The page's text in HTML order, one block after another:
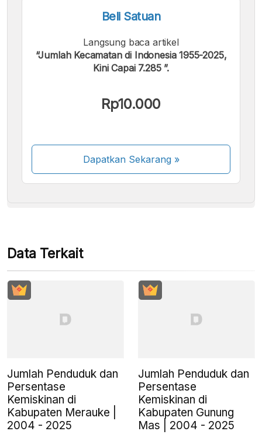
Beli Satuan
Langsung baca artikel
“Jumlah Kecamatan di Indonesia 1955-2025,
Kini Capai 7.285 ”.
Rp10.000
Dapatkan Sekarang»
Beberapa metode pembayaran masih dalam
Data Terkait
Jumlah Penduduk dan
Persentase
Kemiskinan di
Kabupaten Merauke |
2004 - 2025
Jumlah Penduduk dan
Persentase
Kemiskinan di
Kabupaten Gunung
Mas | 2004 - 2025